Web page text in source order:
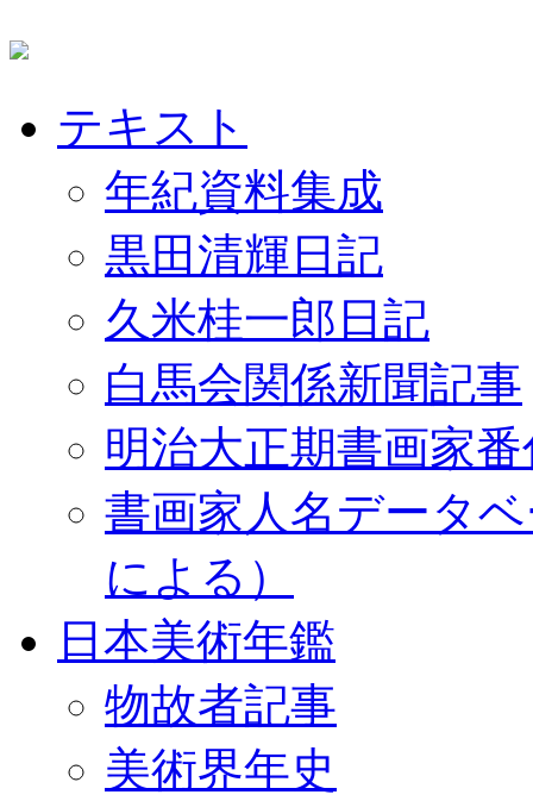
テキスト
年紀資料集成
黒田清輝日記
久米桂一郎日記
白馬会関係新聞記事
明治大正期書画家
書画家人名データ
による）
日本美術年鑑
物故者記事
美術界年史